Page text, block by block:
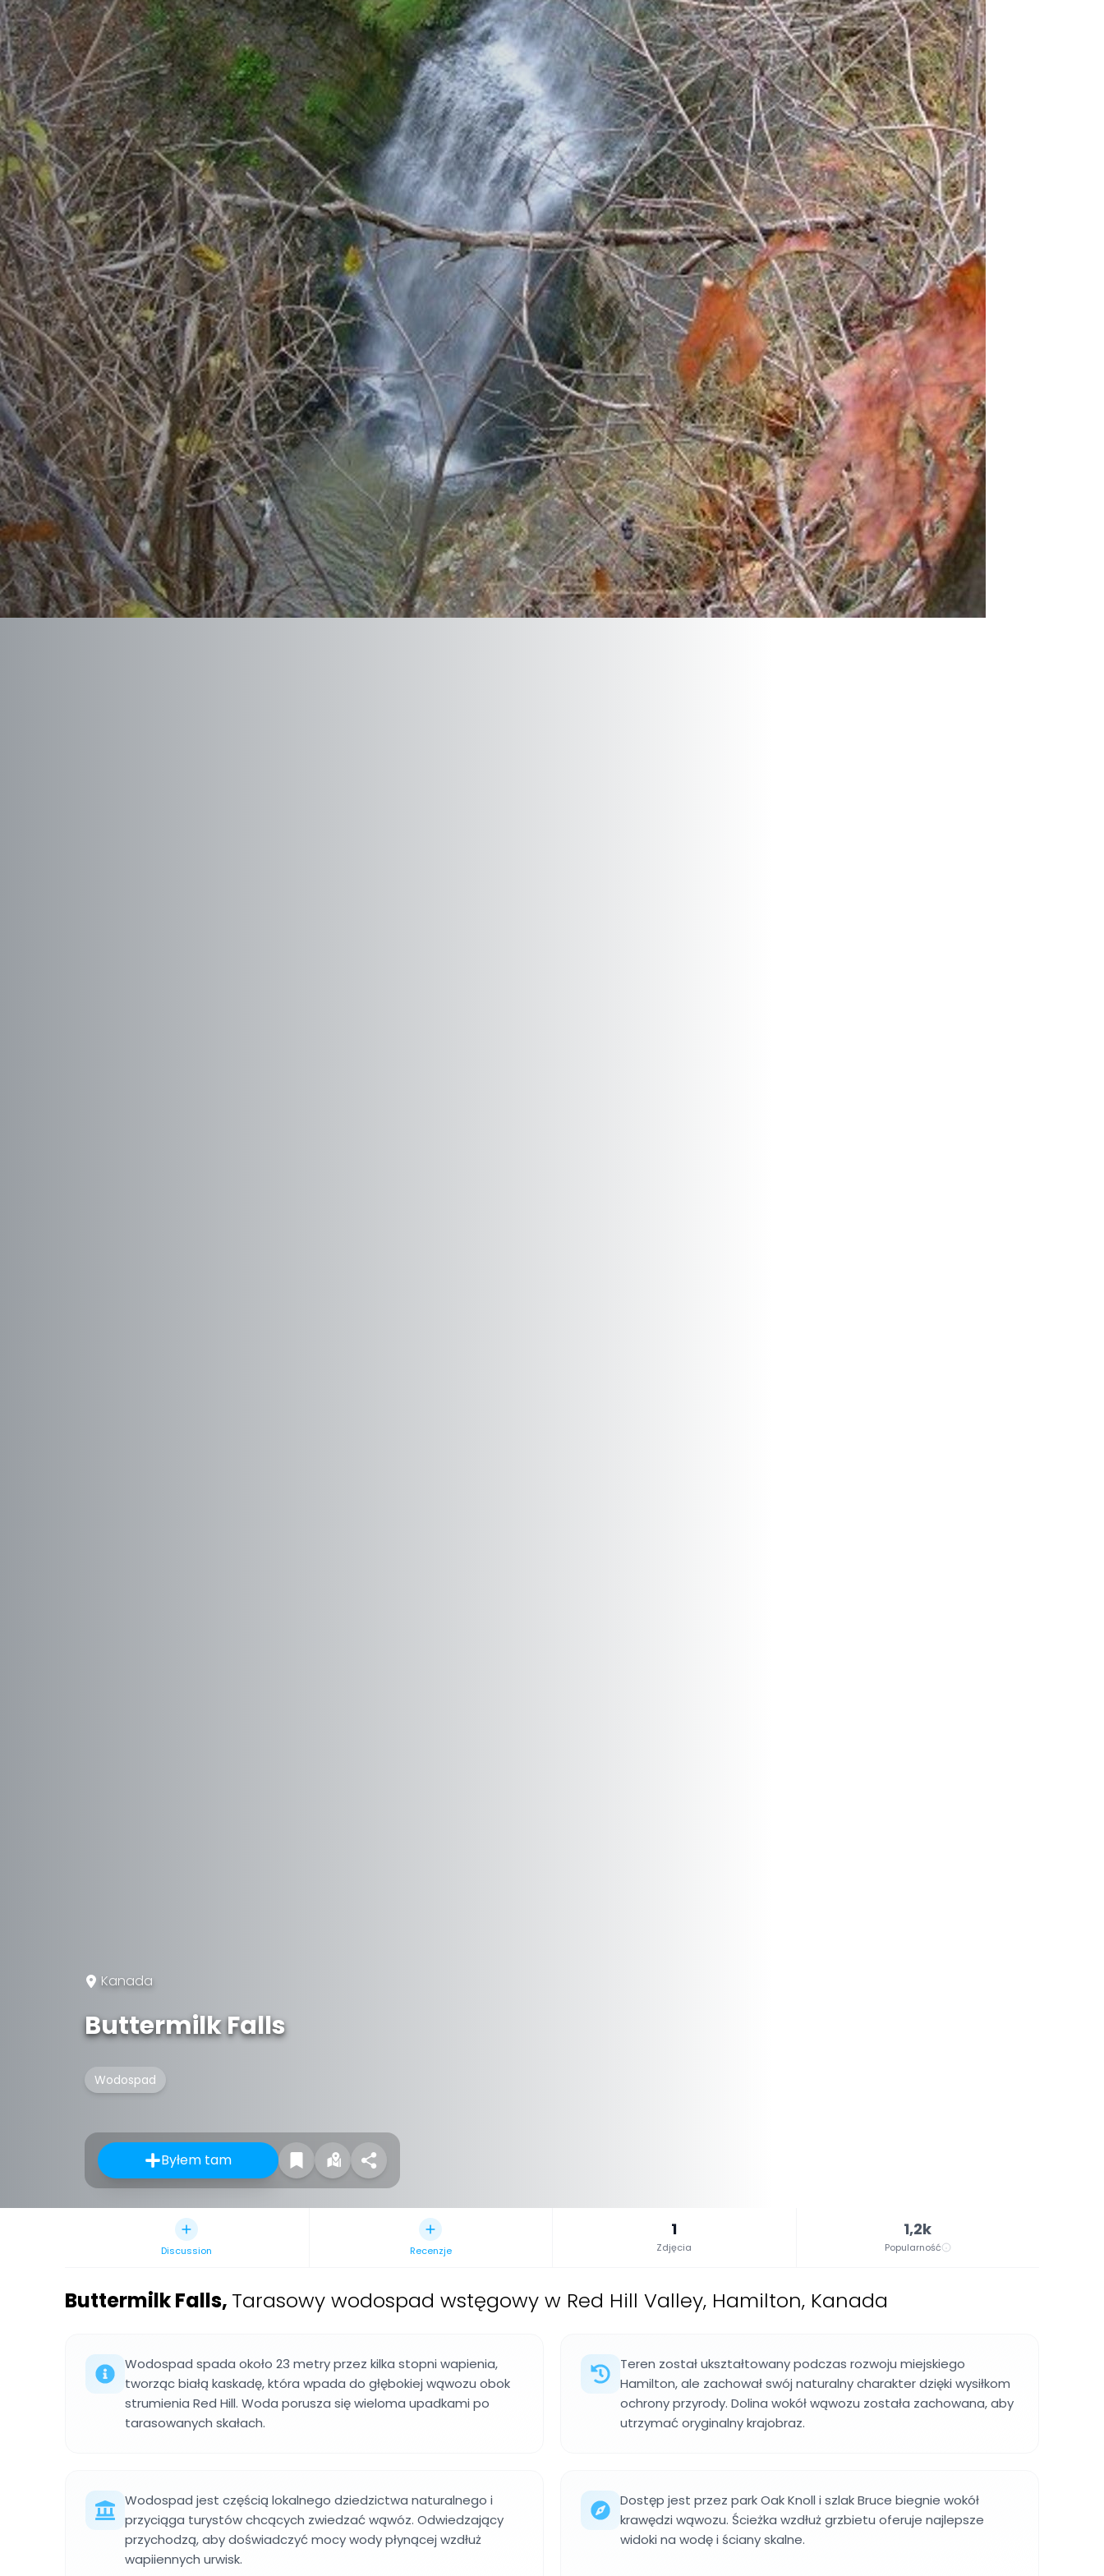
Kanada
Buttermilk Falls
Wodospad
Byłem tam
Discussion Recenzje
1
Zdjęcia
1,2k
Popularność
Buttermilk Falls, Tarasowy wodospad wstęgowy w Red Hill Valley, Hamilton, Kanada
Wodospad spada około 23 metry przez kilka stopni wapienia,
tworząc białą kaskadę, która wpada do głębokiej wąwozu obok
strumienia Red Hill. Woda porusza się wieloma upadkami po
tarasowanych skałach.
Teren został ukształtowany podczas rozwoju miejskiego
Hamilton, ale zachował swój naturalny charakter dzięki wysiłkom
ochrony przyrody. Dolina wokół wąwozu została zachowana, aby
utrzymać oryginalny krajobraz.
Wodospad jest częścią lokalnego dziedzictwa naturalnego i
przyciąga turystów chcących zwiedzać wąwóz. Odwiedzający
przychodzą, aby doświadczyć mocy wody płynącej wzdłuż
wapiiennych urwisk.
Dostęp jest przez park Oak Knoll i szlak Bruce biegnie wokół
krawędzi wąwozu. Ścieżka wzdłuż grzbietu oferuje najlepsze
widoki na wodę i ściany skalne.